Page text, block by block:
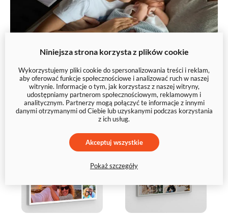
Mogą Ci się spodobać
Niniejsza strona korzysta z plików cookie
Wykorzystujemy pliki cookie do spersonalizowania treści i reklam,
aby oferować funkcje społecznościowe i analizować ruch w naszej
witrynie. Informacje o tym, jak korzystasz z naszej witryny,
udostępniamy partnerom społecznościowym, reklamowym i
analitycznym. Partnerzy mogą połączyć te informacje z innymi
danymi otrzymanymi od Ciebie lub uzyskanymi podczas korzystania
z ich usług.
Akceptuj wszystkie
Pokaż szczegóły